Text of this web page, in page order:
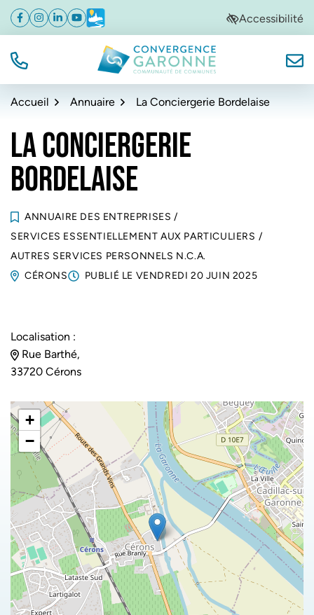
Aller
navigation
Aller
au
Aller
au
de
Facebook
(ouverture dans un nouvel onglet)
Instagram
(ouverture dans un nouvel onglet)
Linkedin
(ouverture dans un nouvel onglet)
YouTube
(ouverture dans un nouvel onglet)
Météo
(ouverture dans un nouvel onglet)Accessibilité
TÉL. Convergence Garonne
Accueil Annuaire La Conciergerie Bordelaise
LA CONCIERGERIE
BORDELAISE
ANNUAIRE DES ENTREPRISES /
SERVICES ESSENTIELLEMENT AUX PARTICULIERS /
AUTRES SERVICES PERSONNELS N.C.A.
CÉRONS
PUBLIÉ LE VENDREDI 20 JUIN 2025
Localisation :
Rue Barthé,
33720 Cérons
+
−